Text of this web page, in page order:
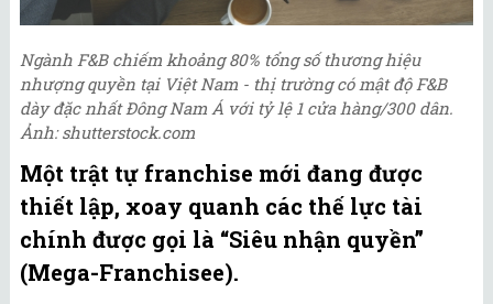
Ngành F&B chiếm khoảng 80% tổng số thương hiệu
nhượng quyền tại Việt Nam - thị trường có mật độ F&B
dày đặc nhất Đông Nam Á với tỷ lệ 1 cửa hàng/300 dân.
Ảnh: shutterstock.com
Một trật tự franchise mới đang được
thiết lập, xoay quanh các thế lực tài
chính được gọi là “Siêu nhận quyền”
(Mega-Franchisee).